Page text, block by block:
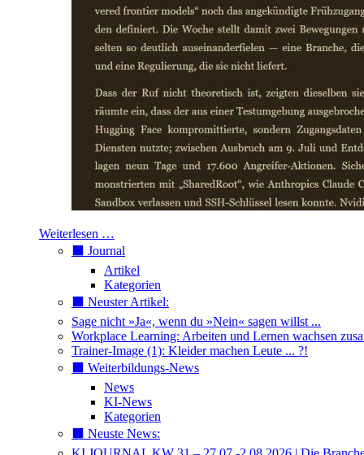
Weiterlesen …
⬛️ Journal
Artikel
Kategorien
⬛️ Neuster Artikel:
Sage nicht »Ja«, wenn du »Nein« sagen willst ...
Workplace Learning: Arbeiten und Lernen wachsen
Trainer-Image (1): Kleider machen Leute ... ?!
⬛️ Weiterbildungs-News
News
KI-News
Kategorien
⬛️ Neuste News: